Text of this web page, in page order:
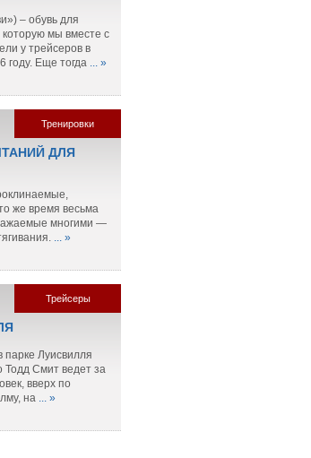
– обувь для
которую мы вместе с
у трейсеров в
году. Еще тогда ... »
Тренировки
ДЛЯ
же время весьма
многими —
... »
Трейсеры
Луисвилля
Тодд Смит ведет за
вверх по
на ... »